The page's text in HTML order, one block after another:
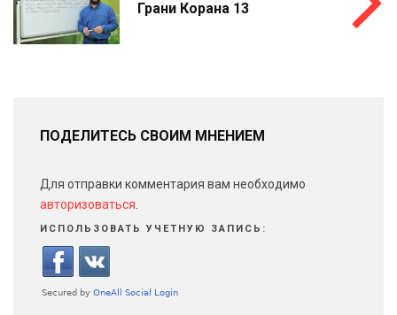
Грани Корана 13
ПОДЕЛИТЕСЬ СВОИМ МНЕНИЕМ
Для отправки комментария вам необходимо
авторизоваться
ИСПОЛЬЗОВАТЬ УЧЕТНУЮ ЗАПИСЬ: